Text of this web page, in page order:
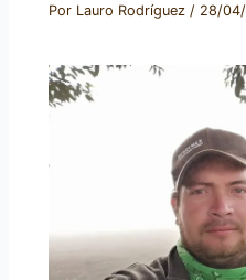
Por Lauro Rodríguez / 28/